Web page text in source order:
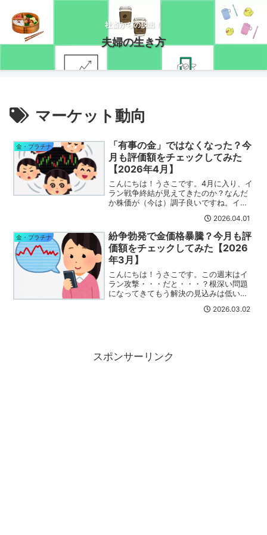
社畜からの脱出！
夫婦の生き方
マーケット動向
金・プラチナ
「有事の金」ではなくなった？今
月も評価額をチェックしてみた
【2026年4月】
こんにちは！うさこです。4月に入り、イ
ラン戦争終結が見えてきたのか？なんだ
か株価が（今は）調子良いですね。イラ
し、今度こそ終わると良いんですが(・
_・;)さて、４月になったので今月も金プ
ラチナ資産の状況をチ...
2026.04.01
金・プラチナ
紛争勃発で金価格暴騰？今月も評
価額をチェックしてみた【2026
年3月】
こんにちは！うさこです。この週末はイ
ラン攻撃・・・だと・・・？根深い問題
になってきてもう解決の見込みは低いで
ことは、金相場も荒れる！３月になりま
2026.03.02
スポンサーリンク